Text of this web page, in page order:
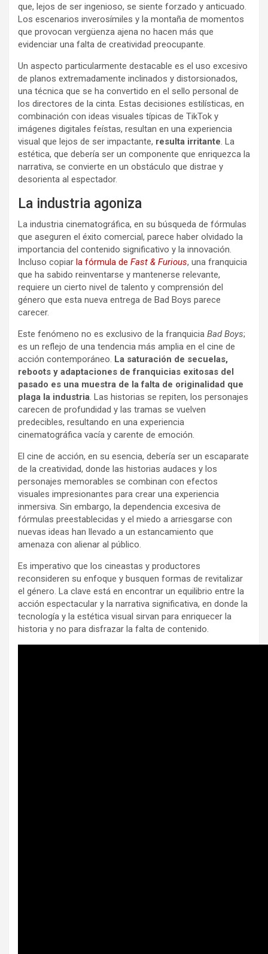
que, lejos de ser ingenioso, se siente forzado y anticuado.
Los escenarios inverosímiles y la montaña de momentos
que provocan vergüenza ajena no hacen más que
evidenciar una falta de creatividad preocupante.
Un aspecto particularmente destacable es el uso excesivo
de planos extremadamente inclinados y distorsionados,
una técnica que se ha convertido en el sello personal de
los directores de la cinta. Estas decisiones estilísticas, en
combinación con ideas visuales típicas de TikTok y
imágenes digitales feístas, resultan en una experiencia
visual que lejos de ser impactante, resulta irritante. La
estética, que debería ser un componente que enriquezca la
narrativa, se convierte en un obstáculo que distrae y
desorienta al espectador.
La industria agoniza
La industria cinematográfica, en su búsqueda de fórmulas
que aseguren el éxito comercial, parece haber olvidado la
importancia del contenido significativo y la innovación.
Incluso copiar la fórmula de Fast & Furious, una franquicia
que ha sabido reinventarse y mantenerse relevante,
requiere un cierto nivel de talento y comprensión del
género que esta nueva entrega de Bad Boys parece
carecer.
Este fenómeno no es exclusivo de la franquicia Bad Boys;
es un reflejo de una tendencia más amplia en el cine de
acción contemporáneo. La saturación de secuelas,
reboots y adaptaciones de franquicias exitosas del
pasado es una muestra de la falta de originalidad que
plaga la industria. Las historias se repiten, los personajes
carecen de profundidad y las tramas se vuelven
predecibles, resultando en una experiencia
cinematográfica vacía y carente de emoción.
El cine de acción, en su esencia, debería ser un escaparate
de la creatividad, donde las historias audaces y los
personajes memorables se combinan con efectos
visuales impresionantes para crear una experiencia
inmersiva. Sin embargo, la dependencia excesiva de
fórmulas preestablecidas y el miedo a arriesgarse con
nuevas ideas han llevado a un estancamiento que
amenaza con alienar al público.
Es imperativo que los cineastas y productores
reconsideren su enfoque y busquen formas de revitalizar
el género. La clave está en encontrar un equilibrio entre la
acción espectacular y la narrativa significativa, en donde la
tecnología y la estética visual sirvan para enriquecer la
historia y no para disfrazar la falta de contenido.